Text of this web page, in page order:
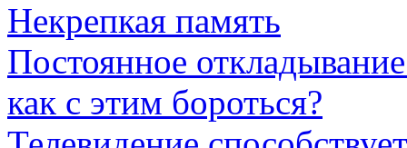
Некрепкая память
Постоянное
как с этим бороться?